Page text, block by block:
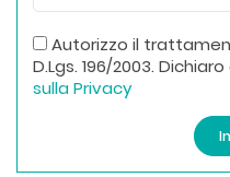
Autorizzo il
D.Lgs. 196/2003.
sulla Privacy